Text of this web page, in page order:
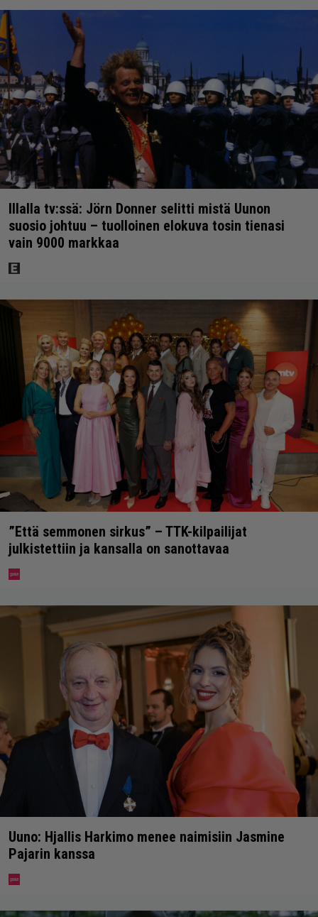
Illalla tv:ssä: Jörn Donner selitti mistä Uunon
suosio johtuu – tuolloinen elokuva tosin tienasi
vain 9000 markkaa
”Että semmonen sirkus” – TTK-kilpailijat
julkistettiin ja kansalla on sanottavaa
Uuno: Hjallis Harkimo menee naimisiin Jasmine
Pajarin kanssa